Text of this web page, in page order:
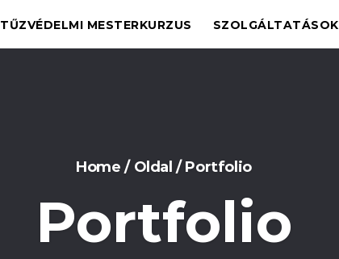
TŰZVÉDELMI MESTERKURZUS SZOLGÁLTATÁSOK
Home / Oldal / Portfolio
Portfolio